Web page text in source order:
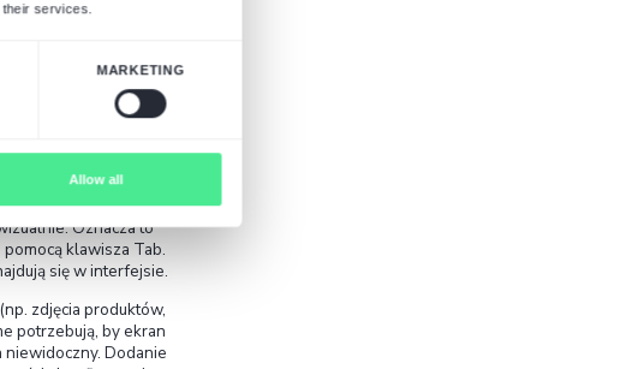
i upuść” (2.5.7 „Dragging Movements”)
precyzyjnych gestów.
„Consistent Help” oraz 3.3.8 „Accessible
wsparcia (FAQ, formularze kontaktu) oraz proponują
trudnych haseł (ważne dla osób z
„Redundant Entry”)
informacji w formularzach (np. automatyczne
znacząco ułatwia obsługę użytkownikom z problemami z